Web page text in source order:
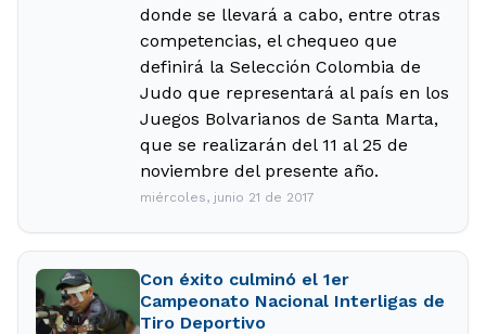
donde se llevará a cabo, entre otras
competencias, el chequeo que
definirá la Selección Colombia de
Judo que representará al país en los
Juegos Bolvarianos de Santa Marta,
que se realizarán del 11 al 25 de
noviembre del presente año.
miércoles, junio 21 de 2017
Con éxito culminó el 1er
Campeonato Nacional Interligas de
Tiro Deportivo